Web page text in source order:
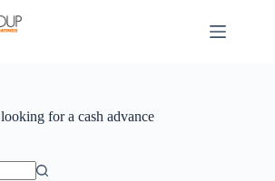
looking for a cash advance